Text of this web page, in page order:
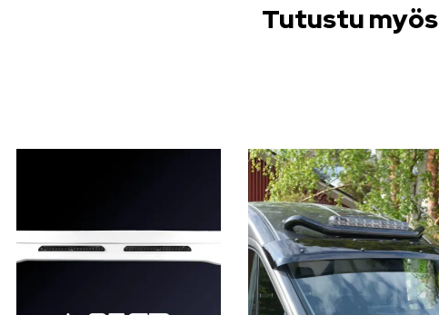
Tutustu myös